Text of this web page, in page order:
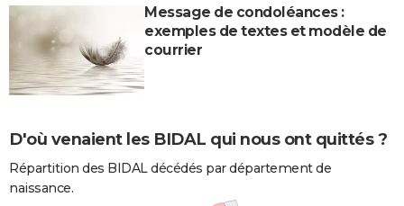
Message de condoléances :
exemples de textes et modèle de
courrier
D'où venaient les BIDAL qui nous ont quittés ?
Répartition des BIDAL décédés par département de
naissance.